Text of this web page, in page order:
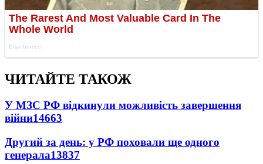
ЧИТАЙТЕ ТАКОЖ
У МЗС РФ відкинули можливість завершення
війни14663
Другий за день: у РФ поховали ще одного
генерала13837